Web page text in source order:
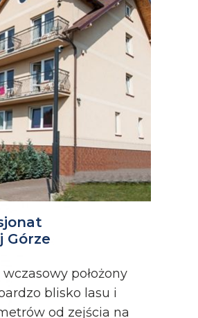
Górze
położony
blisko lasu i
od zejścia na